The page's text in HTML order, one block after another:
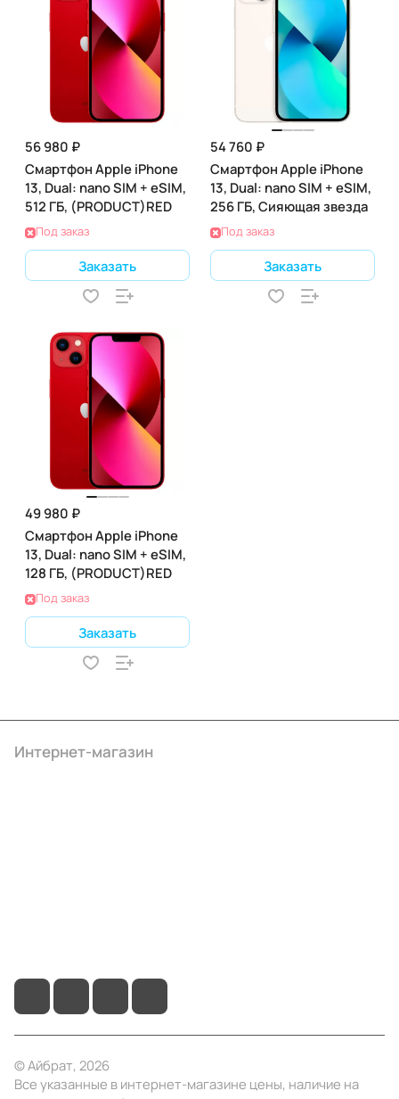
56 980 ₽
Смартфон Apple iPhone
13, Dual: nano SIM + eSIM,
512 ГБ, (PRODUCT)RED
Под заказ
Заказать
54 760 ₽
Смартфон Apple iPhone
13, Dual: nano SIM + eSIM,
256 ГБ, Сияющая звезда
Под заказ
Заказать
49 980 ₽
Смартфон Apple iPhone
13, Dual: nano SIM + eSIM,
128 ГБ, (PRODUCT)RED
Под заказ
Заказать
Интернет-магазин
© Айбрат, 2026
Все указанные в интернет-магазине цены, наличие на